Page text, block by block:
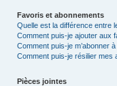
Favoris et abonnements
Quelle est la différence entre
Comment puis-je ajouter aux
Comment puis-je m’abonner
Comment puis-je résilier mes
Pièces jointes